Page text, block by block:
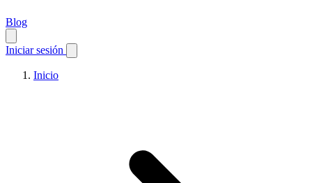
Blog
Iniciar sesión
Inicio